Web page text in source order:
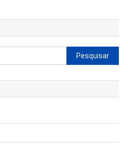
Pesquisar
por: